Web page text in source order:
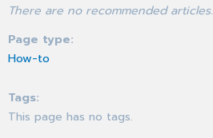
There are no recommended articles.
Page type
How-to
Tags
This page has no tags.